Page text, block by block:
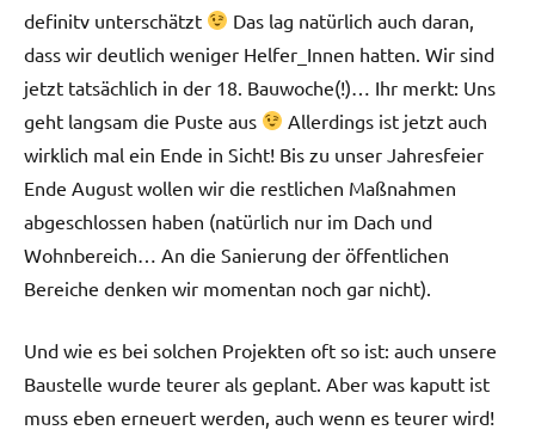
definitv unterschätzt
Das lag natürlich auch daran,
dass wir deutlich weniger Helfer_Innen hatten. Wir sind
jetzt tatsächlich in der 18. Bauwoche(!)… Ihr merkt: Uns
geht langsam die Puste aus
Allerdings ist jetzt auch
wirklich mal ein Ende in Sicht! Bis zu unser Jahresfeier
Ende August wollen wir die restlichen Maßnahmen
abgeschlossen haben (natürlich nur im Dach und
Wohnbereich… An die Sanierung der öffentlichen
Bereiche denken wir momentan noch gar nicht).
Und wie es bei solchen Projekten oft so ist: auch unsere
Baustelle wurde teurer als geplant. Aber was kaputt ist
muss eben erneuert werden, auch wenn es teurer wird!